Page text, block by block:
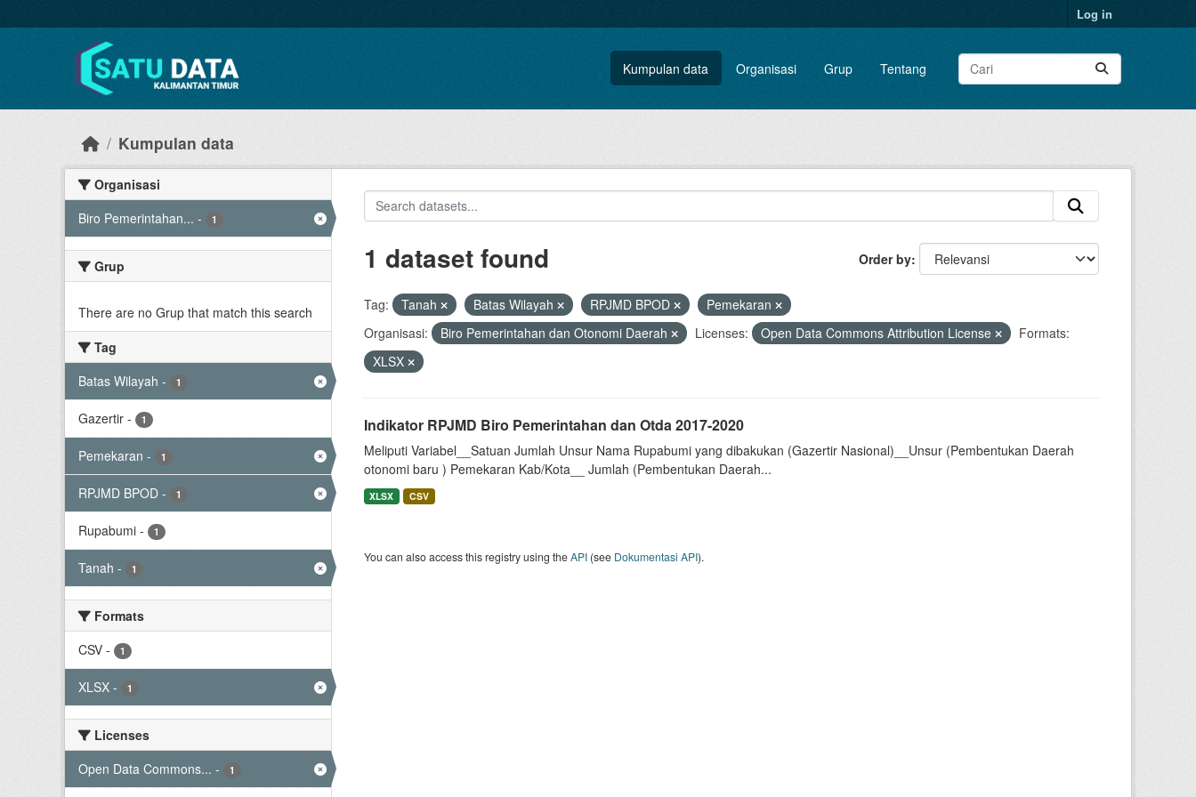
Log in
Kumpulan data Organisasi Grup Tentang
Kumpulan data
Organisasi
Biro Pemerintahan... - 1
Grup
There are no Grup that match this search
Tag
Batas Wilayah - 1
Gazertir - 1
Pemekaran - 1
RPJMD BPOD - 1
Rupabumi - 1
Tanah - 1
Formats
CSV - 1
XLSX - 1
Licenses
Open Data Commons... - 1
Order by
1 dataset found
Tag: Tanah Batas Wilayah RPJMD BPOD
Pemekaran
Organisasi:
Biro Pemerintahan dan Otonomi Daerah Licenses: Open Data Commons Attribution License
Formats:
XLSX
Indikator RPJMD Biro Pemerintahan dan Otda 2017-2020
Meliputi Variabel__Satuan Jumlah Unsur Nama Rupabumi yang dibakukan (Gazertir Nasional)__Unsur (Pembentukan Daerah
otonomi baru ) Pemekaran Kab/Kota__ Jumlah (Pembentukan Daerah...
XLSX CSV
You can also access this registry using theAPI(see Dokumentasi API).